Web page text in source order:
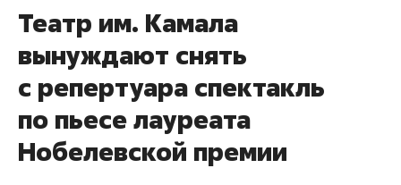
Театр им. Камала
вынуждают снять
с репертуара спектакль
по пьесе лауреата
Нобелевской премии